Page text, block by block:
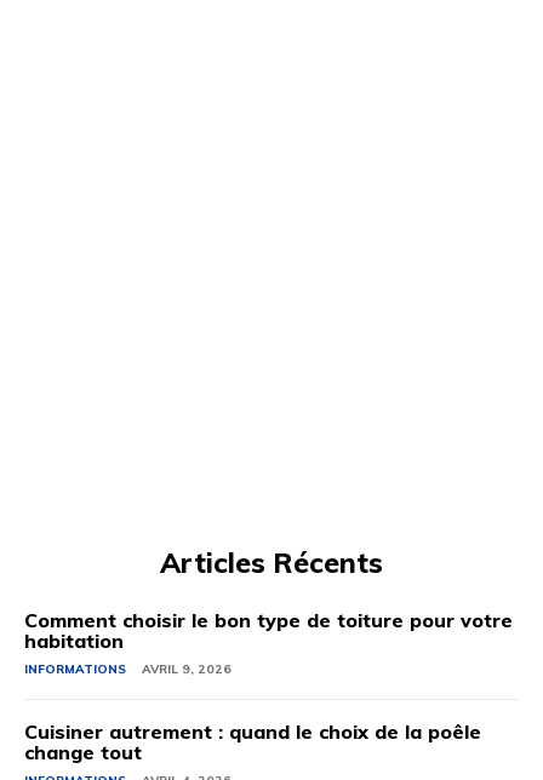
Articles Récents
Comment choisir le bon type de toiture pour votre
habitation
INFORMATIONS AVRIL 9, 2026
Cuisiner autrement : quand le choix de la poêle
change tout